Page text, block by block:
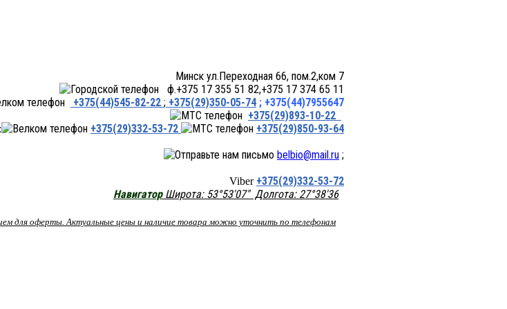
66, пом.2,ком 7
ф.+375 17 355 51 82,+375 17 374 65 11
+375(44)545-82-22 ; +375(29)350-05-74 ; +375(44)7955647
+375(29)893-10-22
+375(29)332-53-72
+375(29)850-93-64
belbio@mail.ru ;
Viber +375(29)332-53-72
НавигаторШирота: 53°53'07" Долгота: 27°38'36
для оферты. Актуальные цены и наличие товара можно уточнить по телефонам